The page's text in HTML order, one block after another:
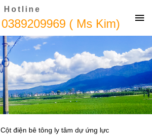
Hotline
0389209969 ( Ms Kim)
Cột điện bê tông ly tâm dự ứng lực